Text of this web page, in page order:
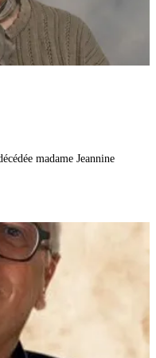
madame Jeannine